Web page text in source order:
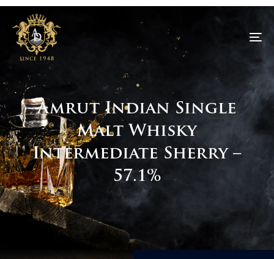
Amrut Indian Single
Malt Whisky
Intermediate Sherry –
57.1%